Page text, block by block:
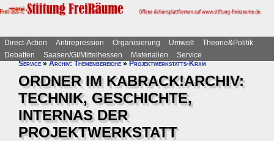
Direct-Action Antirepression Organisierung Umwelt
Theorie&Politik
Debatten
Saasen/GI/Mittelhessen Materialien
Service
Service»Archiv: Themenbereiche»Projektwerkstatts-Kram
ORDNER IM KABRACK!ARCHIV:
TECHNIK, GESCHICHTE,
INTERNAS DER
PROJEKTWERKSTATT